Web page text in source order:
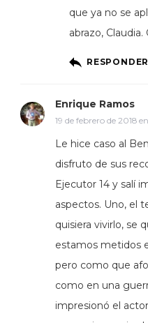
que ya no se
abrazo,
RESPONDER
Enrique Ramos
19 de febrero de 2018
Le hice caso al
disfruto de sus
Ejecutor 14 y salí
aspectos. Uno, el
quisiera vivirlo, se
estamos metidos
pero como que
como en una
impresionó el